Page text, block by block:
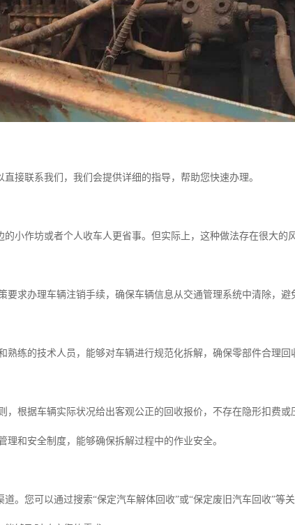
接联系我们，我们会提供详细的指导，帮助您快速办理。
小作坊或者个人收车人更省事。但实际上，这种做法存在很大的
要求办理车辆注销手续，确保车辆信息从交通管理系统中清除，
熟练的技术人员，能够对车辆进行规范化拆解，确保零部件合理
，根据车辆实际状况给出客观公正的回收报价，不存在隐形扣费或
理和安全制度，能够确保拆解过程中的作业安全。
。您可以通过搜索“保定汽车解体回收”或“保定废旧汽车回收”等